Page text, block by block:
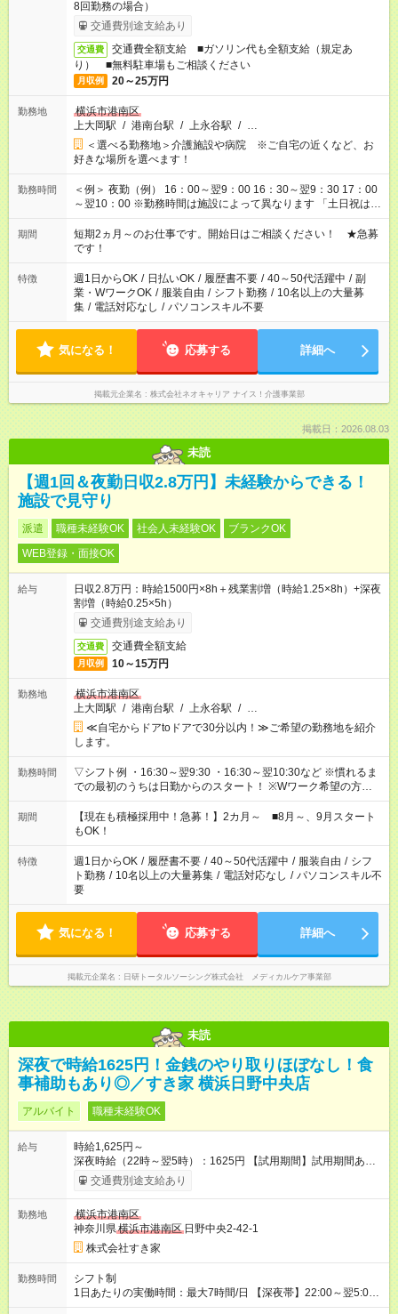
8回勤務の場合）
交通費別途支給あり
交通費
交通費全額支給 ■ガソリン代も全額支給（規定あ
り） ■無料駐車場もご相談ください
月収例 20～25万円
勤務地
横浜市港南区
上大岡駅 / 港南台駅 / 上永谷駅 / …
＜選べる勤務地＞介護施設や病院 ※ご自宅の近くなど、お
好きな場所を選べます！
勤務時間
＜例＞ 夜勤（例） 16：00～翌9：00 16：30～翌9：30 17：00
～翌10：00 ※勤務時間は施設によって異なります 「土日祝は休
みたい」 「しっかり稼ぎたい」 「もう少し遅い時間から始めた
い」など ご希望にあったお仕事をご案内いたします。 ※未経験
の方の場合は1～2ヶ月間は日中での仕事を経験いただき、 お
仕事に慣れてからの夜勤になります。 ★家庭の都合でお休みが
必要な場合も遠慮なくご相談ください。
期間
短期2ヵ月～のお仕事です。開始日はご相談ください！ ★急募
です！
特徴 週1日からOK / 日払いOK / 履歴書不要 / 40～50代活躍中 / 副
業・WワークOK / 服装自由 / シフト勤務 / 10名以上の大量募
集 / 電話対応なし / パソコンスキル不要
気になる！ 応募する 詳細へ
掲載元企業名 株式会社ネオキャリア ナイス！介護事業部
掲載日：2026.08.03
未読
【週1回＆夜勤日収2.8万円】未経験からできる！
施設で見守り
派遣 職種未経験OK 社会人未経験OK
ブランクOK
WEB登録・面接OK
給与
日収2.8万円：時給1500円×8h＋残業割増（時給1.25×8h）+深夜
割増（時給0.25×5h）
交通費別途支給あり
交通費 交通費全額支給
月収例 10～15万円
勤務地
横浜市港南区
上大岡駅 / 港南台駅 / 上永谷駅 / …
≪自宅からドアtoドアで30分以内！≫ご希望の勤務地を紹介
します。
勤務時間
▽シフト例 ・16:30～翌9:30 ・16:30～翌10:30など ※慣れるま
での最初のうちは日勤からのスタート！ ※Wワーク希望の方へ
今ご覧のお仕事で希望する勤務時間と、もう1つのお仕事の勤務
時間。 合計で週40時間を超える場合は応募できません。
期間
【現在も積極採用中！急募！】2カ月～ ■8月～、9月スタート
もOK！
特徴 週1日からOK / 履歴書不要 / 40～50代活躍中 / 服装自由 / シフ
ト勤務 / 10名以上の大量募集 / 電話対応なし / パソコンスキル不
要
気になる！ 応募する 詳細へ
掲載元企業名 日研トータルソーシング株式会社 メディカルケア事業部
未読
深夜で時給1625円！金銭のやり取りほぼなし！食
事補助もあり◎／すき家 横浜日野中央店
アルバイト 職種未経験OK
給与
時給1,625円～
深夜時給（22時～翌5時）：1625円 【試用期間】試用期間あり
試用期間の長さ：1ヶ月 雇用形態、給与は本採用時と同じです。
試用期間の実態は30日（※条件変更なし）ですが、切り上げで
同時給）
交通費別途支給あり
勤務地
横浜市港南区
神奈川県横浜市港南区 日野中央2-42-1
株式会社すき家
勤務時間
シフト制
1日あたりの実働時間：最大7時間/日 【深夜帯】22:00～翌5:00
週2日～・1日2h～OK◎ ※22:00から翌5:00までは18歳以上の方